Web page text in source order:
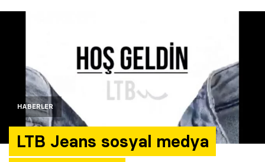
HABERLER
LTB Jeans sosyal medya